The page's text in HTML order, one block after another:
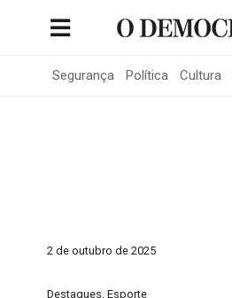
Segurança Política Cultura
2 de outubro de 2025
Destaques, Esporte